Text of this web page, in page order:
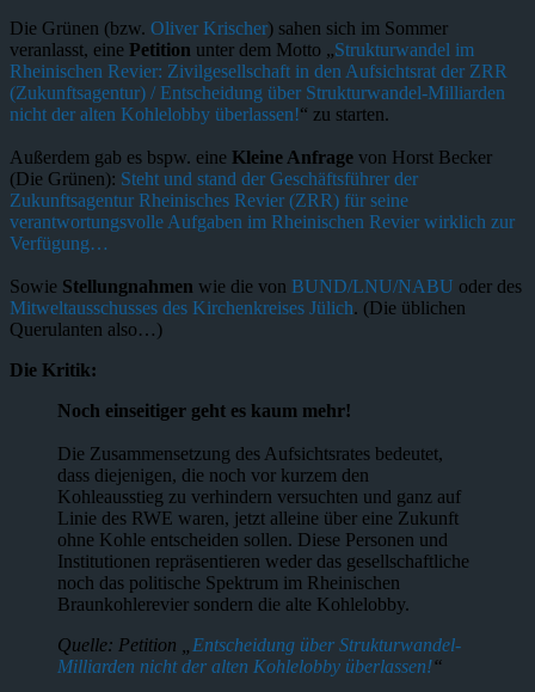
Die Grünen (bzw. Oliver Krischer) sahen sich im Sommer
veranlasst, eine Petition unter dem Motto „Strukturwandel im
Rheinischen Revier: Zivilgesellschaft in den Aufsichtsrat der ZRR
(Zukunftsagentur) / Entscheidung über Strukturwandel-Milliarden
nicht der alten Kohlelobby überlassen!“ zu starten.
Außerdem gab es bspw. eine Kleine Anfrage von Horst Becker
(Die Grünen): Steht und stand der Geschäftsführer der
Zukunftsagentur Rheinisches Revier (ZRR) für seine
verantwortungsvolle Aufgaben im Rheinischen Revier wirklich zur
Verfügung…
Sowie Stellungnahmen wie die von BUND/LNU/NABU oder des
Mitweltausschusses des Kirchenkreises Jülich. (Die üblichen
Querulanten also…)
Die Kritik:
Noch einseitiger geht es kaum mehr!
Die Zusammensetzung des Aufsichtsrates bedeutet,
dass diejenigen, die noch vor kurzem den
Kohleausstieg zu verhindern versuchten und ganz auf
Linie des RWE waren, jetzt alleine über eine Zukunft
ohne Kohle entscheiden sollen. Diese Personen und
Institutionen repräsentieren weder das gesellschaftliche
noch das politische Spektrum im Rheinischen
Braunkohlerevier sondern die alte Kohlelobby.
Quelle: Petition „ Entscheidung über Strukturwandel-
Milliarden nicht der alten Kohlelobby überlassen!“